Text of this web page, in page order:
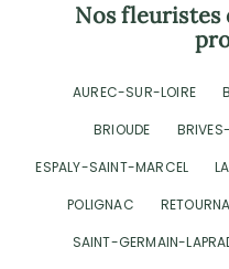
Nos fleuristes
AUREC-SUR-LOIRE
BRIOUDE
ESPALY-SAINT-MARCEL
POLIGNAC
SAINT-GERMAIN-